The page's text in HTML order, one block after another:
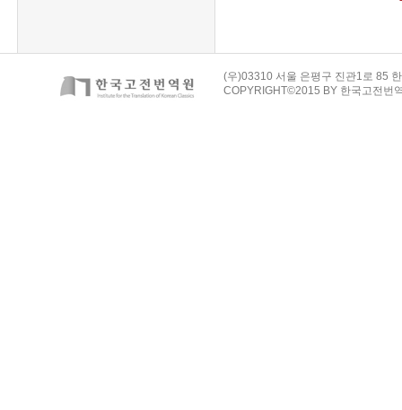
(우)03310 서울 은평구 진관1로 85
COPYRIGHT©2015 BY 한국고전번